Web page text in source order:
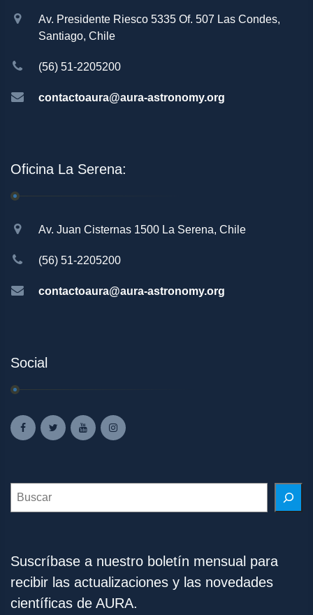
Av. Presidente Riesco 5335 Of. 507 Las Condes,
Santiago, Chile
(56) 51-2205200
contactoaura@aura-astronomy.org
Oficina La Serena:
Av. Juan Cisternas 1500 La Serena, Chile
(56) 51-2205200
contactoaura@aura-astronomy.org
Social
Search
Suscríbase a nuestro boletín mensual para
recibir las actualizaciones y las novedades
científicas de AURA.